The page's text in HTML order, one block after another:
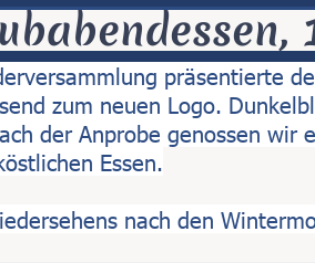
präsentierte
zum neuen Logo.
der Anprobe genossen
Essen.
nach den